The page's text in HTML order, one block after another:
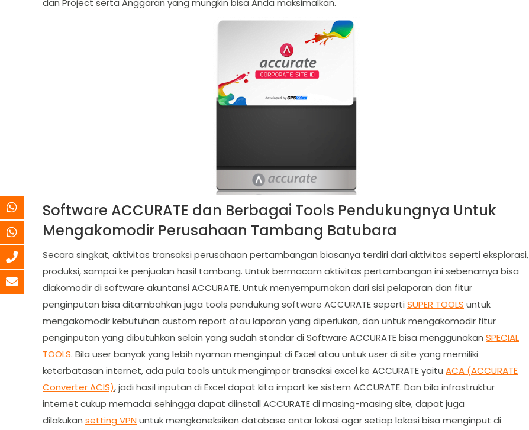
dan Project serta Anggaran yang mungkin bisa Anda maksimalkan.
Software ACCURATE dan Berbagai Tools Pendukungnya Untuk
Mengakomodir Perusahaan Tambang Batubara
Secara singkat, aktivitas transaksi perusahaan pertambangan biasanya terdiri dari aktivitas seperti eksplorasi,
produksi, sampai ke penjualan hasil tambang. Untuk bermacam aktivitas pertambangan ini sebenarnya bisa
diakomodir di software akuntansi ACCURATE. Untuk menyempurnakan dari sisi pelaporan dan fitur
penginputan bisa ditambahkan juga tools pendukung software ACCURATE seperti SUPER TOOLS untuk
mengakomodir kebutuhan custom report atau laporan yang diperlukan, dan untuk mengakomodir fitur
penginputan yang dibutuhkan selain yang sudah standar di Software ACCURATE bisa menggunakan SPECIAL
TOOLS. Bila user banyak yang lebih nyaman menginput di Excel atau untuk user di site yang memiliki
keterbatasan internet, ada pula tools untuk mengimpor transaksi excel ke ACCURATE yaitu ACA (ACCURATE
Converter ACIS), jadi hasil inputan di Excel dapat kita import ke sistem ACCURATE. Dan bila infrastruktur
internet cukup memadai sehingga dapat diinstall ACCURATE di masing-masing site, dapat juga
dilakukan setting VPN untuk mengkoneksikan database antar lokasi agar setiap lokasi bisa menginput di